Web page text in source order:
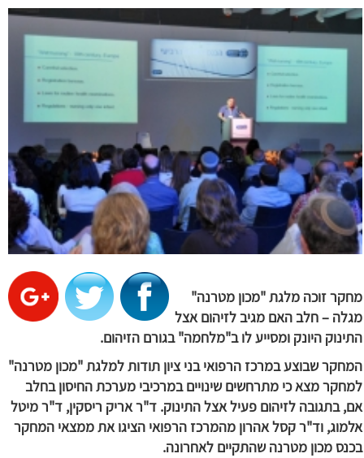
מחקר זוכה מלגת "מכון מטרנה"
מגלה – חלב האם מגיב לזיהום אצל
התינוק היונק ומסייע לו ב"מלחמה" בגורם הזיהום.
המחקר שבוצע במרכז הרפואי בני ציון תודות למלגת "מכון מטרנה"
למחקר מצא כי מתרחשים שינויים במרכיבי מערכת החיסון בחלב
אם, בתגובה לזיהום פעיל אצל התינוק. ד"ר אריק ריסקין, ד"ר מיטל
אלמוג, וד"ר קסל אהרון מהמרכז הרפואי הציגו את ממצאי המחקר
בכנס מכון מטרנה שהתקיים לאחרונה.